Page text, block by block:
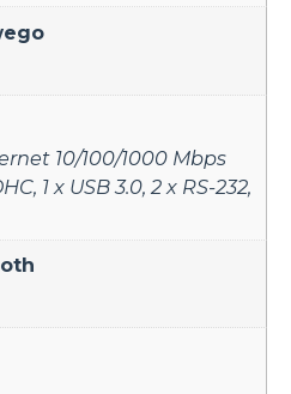
10/100/1000 Mbps
, 1 x USB 3.0,2 x RS-232,